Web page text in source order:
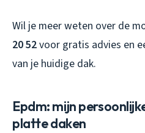
Wil je meer weten over de
20 52voor gratis advies en
van je huidige dak.
Epdm: mijn
platte daken